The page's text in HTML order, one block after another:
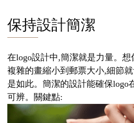
保持設計簡潔
在logo設計中,簡潔就是力量。
複雜的畫縮小到郵票大小,細節
是如此。簡潔的設計能確保logo
可辨。關鍵點: